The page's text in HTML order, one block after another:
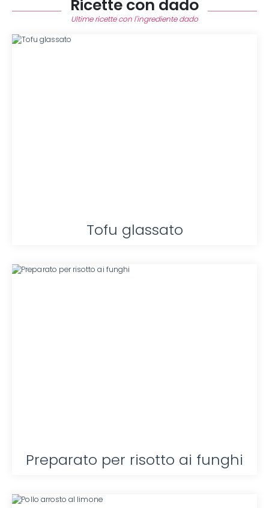
Ricette con dado
Ultime ricette con l'ingrediente dado
Tofu glassato
Preparato per risotto ai funghi